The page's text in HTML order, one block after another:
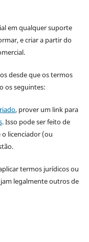
em qualquer suporte
e criar a partir do
desde que os termos
os seguintes:
, prover um link para
. Isso pode ser feito de
licenciador (ou
termos jurídicos ou
legalmente outros de